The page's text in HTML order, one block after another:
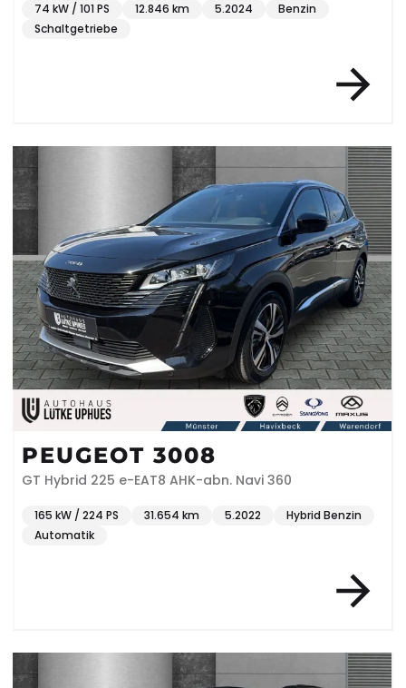
74 kW / 101 PS 12.846 km 5.2024
Benzin
Schaltgetriebe
PEUGEOT 3008
GT Hybrid 225 e-EAT8 AHK-abn. Navi 360
165 kW / 224 PS 31.654 km 5.2022
Hybrid Benzin
Automatik